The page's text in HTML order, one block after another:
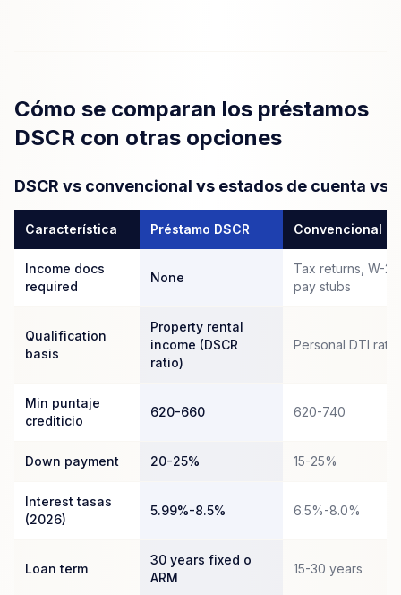
Cómo se comparan los préstamos
DSCR con otras opciones
DSCR vs convencional vs estados de cuenta vs
Característica Préstamo DSCR Convencional
Income docs
required
None
Tax returns, W-2s,
pay stubs
Qualification
basis
Property rental
income (DSCR
ratio)
Personal DTI ratio
Min puntaje
crediticio
620-660 620-740
Down payment 20-25% 15-25%
Interest tasas
(2026)
5.99%-8.5% 6.5%-8.0%
Loan term
30 years fixed o
ARM
15-30 years